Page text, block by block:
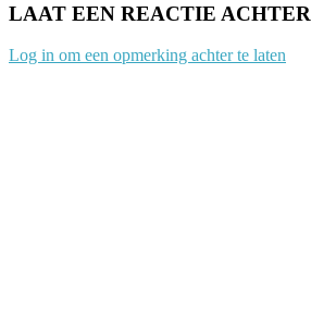
LAAT EEN REACTIE ACHTER
Log in om een opmerking achter te laten